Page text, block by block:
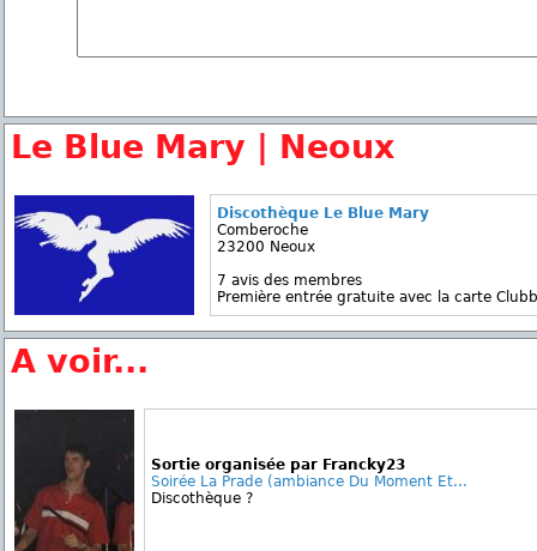
Le Blue Mary | Neoux
Discothèque Le Blue Mary
Comberoche
23200 Neoux
7 avis des membres
Première entrée gratuite avec la carte
A voir...
Sortie organisée par Francky23
Soirée La Prade (ambiance Du Moment Et...
Discothèque ?